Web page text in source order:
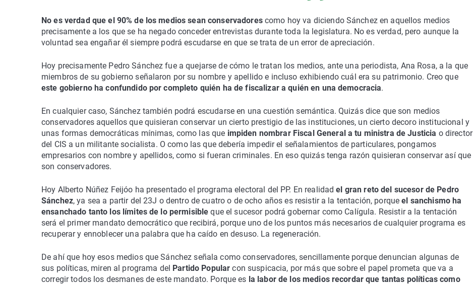
No es verdad que el 90% de los medios sean conservadorescomo hoy va diciendo Sánchez en aquellos medios
precisamente a los que se ha negado conceder entrevistas durante toda la legislatura. No es verdad, pero aunque la
voluntad sea engañar él siempre podrá escudarse en que se trata de un error de apreciación.
Hoy precisamente Pedro Sánchez fue a quejarse de cómo le tratan los medios, ante una periodista, Ana Rosa, a la que
miembros de su gobierno señalaron por su nombre y apellido e incluso exhibiendo cuál era su patrimonio. Creo que
este gobierno ha confundido por completo quién ha de fiscalizar a quién en una democracia.
En cualquier caso, Sánchez también podrá escudarse en una cuestión semántica. Quizás dice que son medios
conservadores aquellos que quisieran conservar un cierto prestigio de las instituciones, un cierto decoro institucional y
unas formas democráticas mínimas, como las que impiden nombrar Fiscal General a tu ministra de Justicia o director
del CIS a un militante socialista. O como las que debería impedir el señalamientos de particulares, pongamos
empresarios con nombre y apellidos, como si fueran criminales. En eso quizás tenga razón quisieran conservar así que
son conservadores.
Hoy Alberto Núñez Feijóo ha presentado el programa electoral del PP. En realidadel gran reto del sucesor de Pedro
Sánchez, ya sea a partir del 23J o dentro de cuatro o de ocho años es resistir a la tentación, porqueel sanchismo ha
ensanchado tanto los límites de lo permisible que el sucesor podrá gobernar como Calígula. Resistir a la tentación
será el primer mandato democrático que recibirá, porque uno de los puntos más necesarios de cualquier programa es
recuperar y ennoblecer una palabra que ha caído en desuso. La regeneración.
De ahí que hoy esos medios que Sánchez señala como conservadores, sencillamente porque denuncian algunas de
sus políticas, miren al programa del Partido Popular con suspicacia, por más que sobre el papel prometa que va a
corregir todos los desmanes de este mandato. Porque es la labor de los medios recordar que tantas políticas como